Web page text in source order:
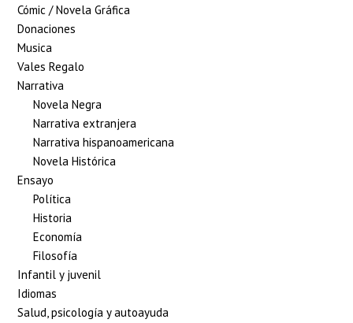
Cómic / Novela Gráfica
Donaciones
Musica
Vales Regalo
Narrativa
Novela Negra
Narrativa extranjera
Narrativa hispanoamericana
Novela Histórica
Ensayo
Política
Historia
Economía
Filosofía
Infantil y juvenil
Idiomas
Salud, psicología y autoayuda